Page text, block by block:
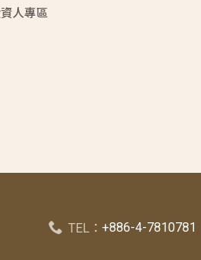
人專區
TEL： +886-4-7810781